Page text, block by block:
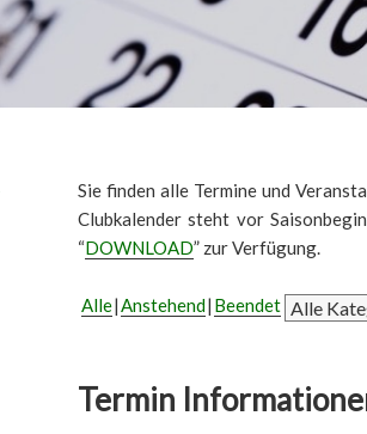
Sie finden alle Termine und
Clubkalender steht vor
“DOWNLOAD” zur Verfügung.
Alle Anstehend Beendet
Termin